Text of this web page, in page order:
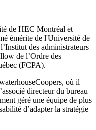
de HEC Montréal et
émérite de l'Université de
des administrateurs
de l’Ordre des
(FCPA).
où il
directeur du bureau
géré une équipe de plus
d’adapter la stratégie